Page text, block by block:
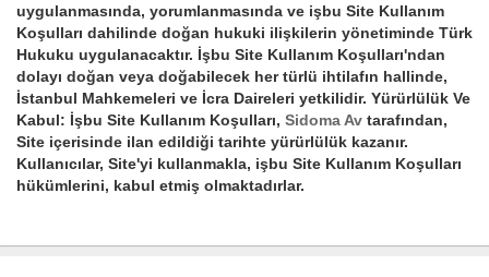
uygulanmasında, yorumlanmasında ve işbu Site Kullanım
Koşulları dahilinde doğan hukuki ilişkilerin yönetiminde Türk
Hukuku uygulanacaktır. İşbu Site Kullanım Koşulları'ndan
dolayı doğan veya doğabilecek her türlü ihtilafın hallinde,
İstanbul Mahkemeleri ve İcra Daireleri yetkilidir. Yürürlülük Ve
Kabul: İşbu Site Kullanım Koşulları, Sidoma Av tarafından,
Site içerisinde ilan edildiği tarihte yürürlülük kazanır.
Kullanıcılar, Site'yi kullanmakla, işbu Site Kullanım Koşulları
hükümlerini, kabul etmiş olmaktadırlar.